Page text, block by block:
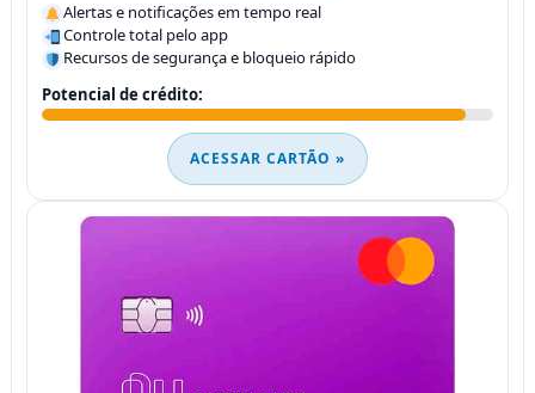
Alertas e notificações em tempo real
Controle total pelo app
Recursos de segurança e bloqueio rápido
Potencial de crédito:
ACESSAR CARTÃO »